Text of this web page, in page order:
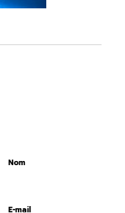
Nom
E-mail